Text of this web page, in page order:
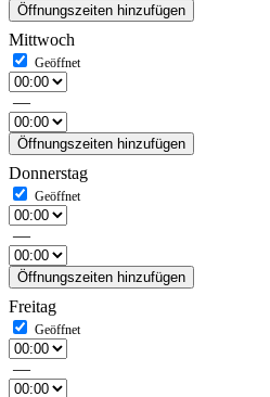
Öffnungszeiten hinzufügen
Mittwoch
—
Öffnungszeiten hinzufügen
Donnerstag
—
Öffnungszeiten hinzufügen
Freitag
—